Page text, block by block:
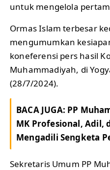
untuk mengelola
Ormas Islam terbesar
mengumumkan
koneferensi pers hasil
Muhammadiyah, di
(28/7/2024).
BACA JUGA: PP
MK Profesional, Adil,
Mengadili Sengketa
Sekretaris Umum PP